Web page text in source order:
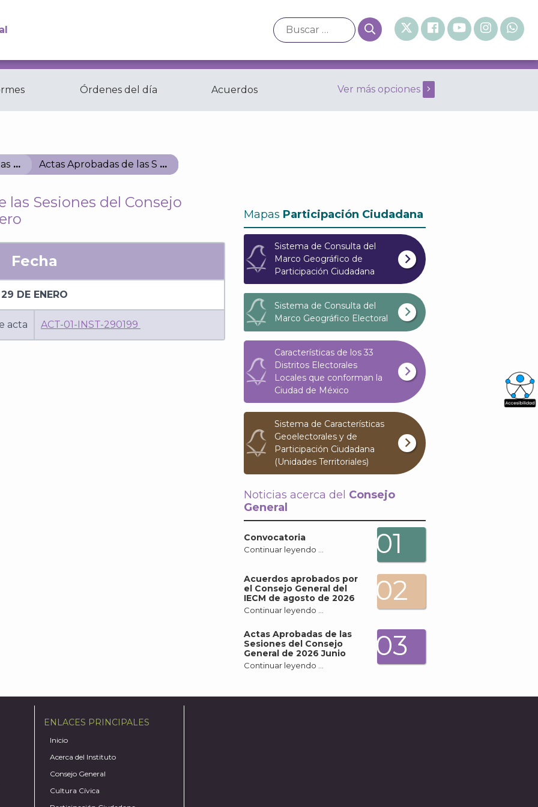
Órdenes del día Acuerdos Ver más opciones
Actas Aprobadas de las Sesiones del Consejo General de 1999 Enero
las Sesiones del Consejo
Fecha
29 DE ENERO
acta ACT-01-INST-290199
Mapas Participación Ciudadana
Sistema de Consulta del
Marco Geográfico de
Participación Ciudadana
Sistema de Consulta del
Marco Geográfico Electoral
Características de los 33
Distritos Electorales
Locales que conforman la
Ciudad de México
Sistema de Características
Geoelectorales y de
Participación Ciudadana
(Unidades Territoriales)
Noticias acerca del Consejo
General
Convocatoria
Continuar leyendo … 01
Acuerdos aprobados por
el Consejo General del
IECM de agosto de 2026
Continuar leyendo …
02
Actas Aprobadas de las
Sesiones del Consejo
General de 2026 Junio
Continuar leyendo …
03
ENLACES PRINCIPALES
Inicio
Acerca del Instituto
Consejo General
Cultura Cívica